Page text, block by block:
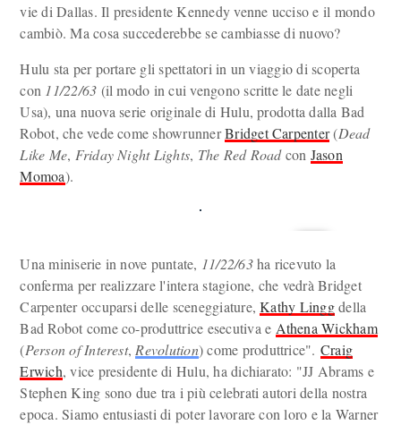
vie di Dallas. Il presidente Kennedy venne ucciso e il mondo
cambiò. Ma cosa succederebbe se cambiasse di nuovo?
Hulu sta per portare gli spettatori in un viaggio di scoperta
con 11/22/63 (il modo in cui vengono scritte le date negli
Usa), una nuova serie originale di Hulu, prodotta dalla Bad
Robot, che vede come showrunnerBridget Carpenter(Dead
Like Me, Friday Night Lights, The Red Roadcon Jason
Momoa).
Una miniserie in nove puntate, 11/22/63ha ricevuto la
conferma per realizzare l'intera stagione, che vedrà Bridget
Carpenter occuparsi delle sceneggiature,Kathy Linggdella
Bad Robot come co-produttrice esecutiva e Athena Wickham
(Person of Interest, Revolution) come produttrice". Craig
Erwich, vice presidente di Hulu, ha dichiarato: "JJ Abrams e
Stephen King sono due tra i più celebrati autori della nostra
epoca. Siamo entusiasti di poter lavorare con loro e la Warner